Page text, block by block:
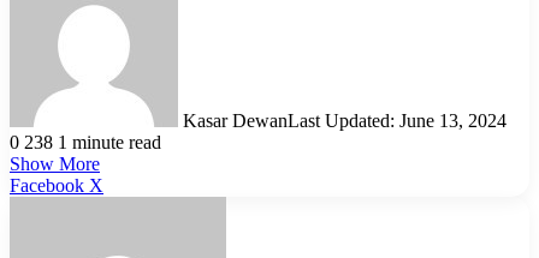
Kasar DewanLast Updated: June 13, 2024
0 238 1 minute read
Show More
Facebook X